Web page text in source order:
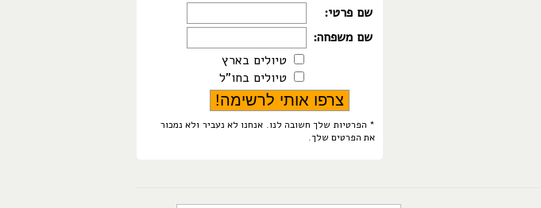
שם פרטי:
שם משפחה:
טיולים בארץ
טיולים בחו"ל
* הפרטיות שלך חשובה לנו. אנחנו לא נעביר ולא נמכור
את הפרטים שלך.